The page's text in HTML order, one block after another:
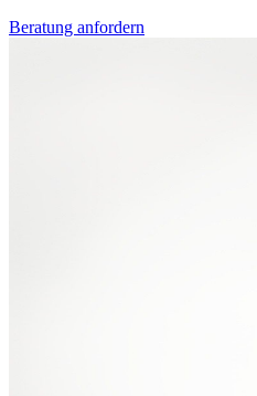
Beratung anfordern